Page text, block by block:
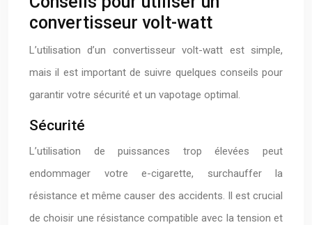
convertisseur volt-watt
L’utilisation d’un convertisseur volt-watt est simple,
mais il est important de suivre quelques conseils pour
garantir votre sécurité et un vapotage optimal.
Sécurité
L’utilisation de puissances trop élevées peut
endommager votre e-cigarette, surchauffer la
résistance et même causer des accidents. Il est crucial
de choisir une résistance compatible avec la tension et